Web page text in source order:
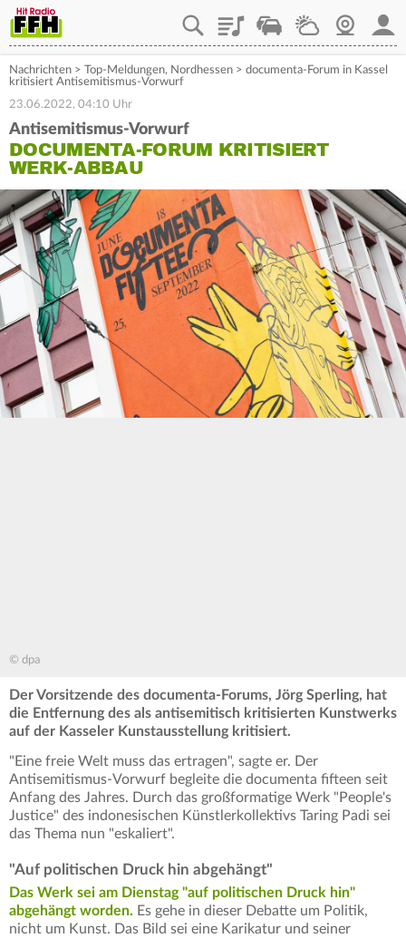
PlaylistStaupilotWetterWebcam
Nachrichten > Top-Meldungen, Nordhessen > documenta-Forum in Kassel
kritisiert Antisemitismus-Vorwurf
23.06.2022, 04:10 Uhr
Antisemitismus-Vorwurf
DOCUMENTA-FORUM KRITISIERT
WERK-ABBAU
© dpa
Der Vorsitzende des documenta-Forums, Jörg Sperling, hat
die Entfernung des als antisemitisch kritisierten Kunstwerks
auf der Kasseler Kunstausstellung kritisiert.
"Eine freie Welt muss das ertragen", sagte er. Der
Antisemitismus-Vorwurf begleite die documenta fifteen seit
Anfang des Jahres. Durch das großformatige Werk "People's
Justice" des indonesischen Künstlerkollektivs Taring Padi sei
das Thema nun "eskaliert".
"Auf politischen Druck hin abgehängt"
Das Werk sei am Dienstag "auf politischen Druck hin"
abgehängt worden. Es gehe in dieser Debatte um Politik,
nicht um Kunst. Das Bild sei eine Karikatur und seiner